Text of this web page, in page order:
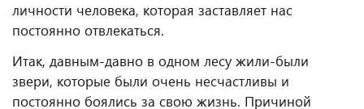
личности человека, которая заставляет нас
постоянно отвлекаться.
Итак, давным-давно в одном лесу жили-были
звери, которые были очень несчастливы и
постоянно боялись за свою жизнь. Причиной